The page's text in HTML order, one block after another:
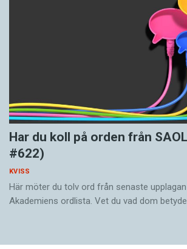
Har du koll på orden från
#622)
KVISS
Här möter du tolv ord från senaste
Akademiens ordlista. Vet du vad dom